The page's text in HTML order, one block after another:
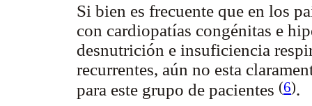
Si bien es frecuente que en los
con cardiopatías congénitas e
desnutrición e insuficiencia
recurrentes, aún no esta
para este grupo de pacientes (6).